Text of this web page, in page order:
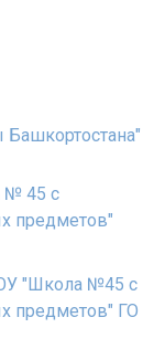
№ 45 с
предметов"
"Школа №45 с
предметов" ГО